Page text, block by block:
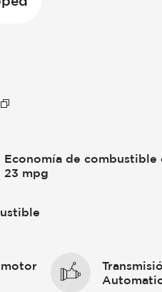
Economía de combustible
23 mpg
motor